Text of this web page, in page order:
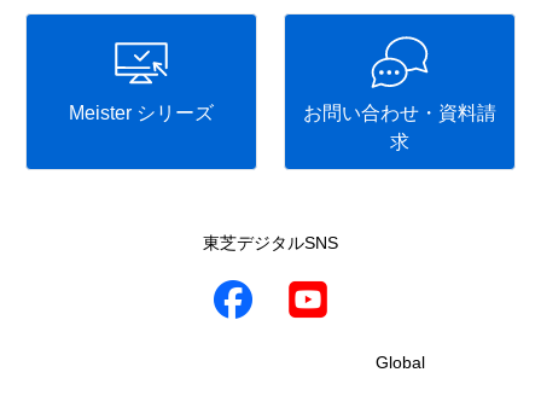
Meister シリーズ
お問い合わせ・資料請
求
東芝デジタルSNS
Global